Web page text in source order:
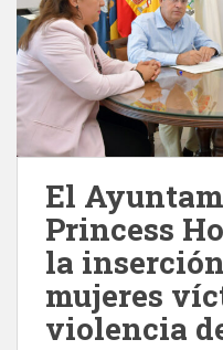
El
Princess
la
mujeres
violencia